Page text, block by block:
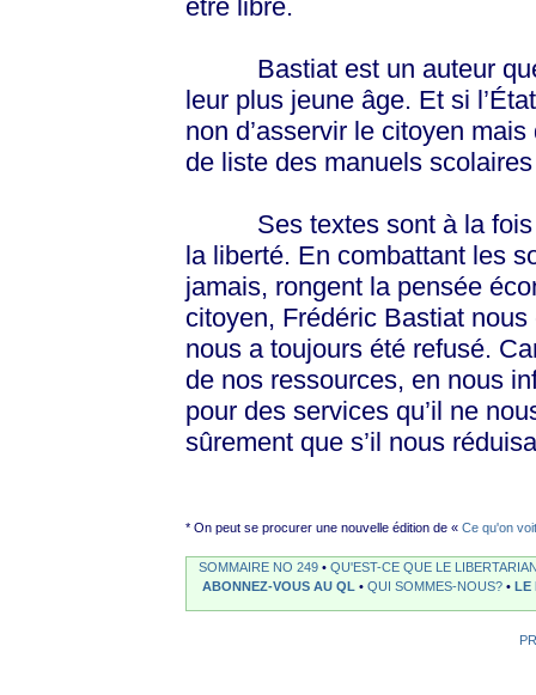
être libre.
Bastiat est un auteur que
leur plus jeune âge. Et si
non d’asservir le citoyen
de liste des manuels
Ses textes sont à la fois
la liberté. En combattant les
jamais, rongent la pensée
citoyen, Frédéric Bastiat
nous a toujours été refusé.
de nos ressources, en nous
pour des services qu’il ne
sûrement que s’il nous
* On peut se procurer une nouvelle édition de « Ce qu'on
SOMMAIRE NO 249 • QU'EST-CE QUE LE
ABONNEZ-VOUS AU QL • QUI SOMMES-NOUS?• LE